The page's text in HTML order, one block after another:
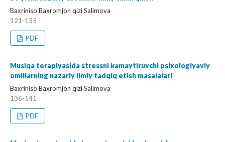
Baxriniso Baxromjon qizi Salimova
121-135
PDF
Musiqa terapiyasida stressni kamaytiruvchi psixologiyaviy
omillarning nazariy ilmiy tadqiq etish masalalari
Baxriniso Baxromjon qizi Salimova
136-141
PDF